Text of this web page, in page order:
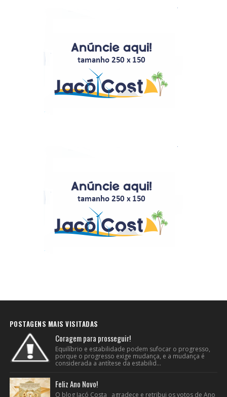
POSTAGENS MAIS VISITADAS
Coragem para prosseguir!
Equilíbrio e estabilidade podem sufocar o progresso,
porque o progresso exige mudança, e a mudança é
considerada a antítese da estabilid...
Feliz Ano Novo!
O blog Jacó Costa agradece e retribui os votos de Ano